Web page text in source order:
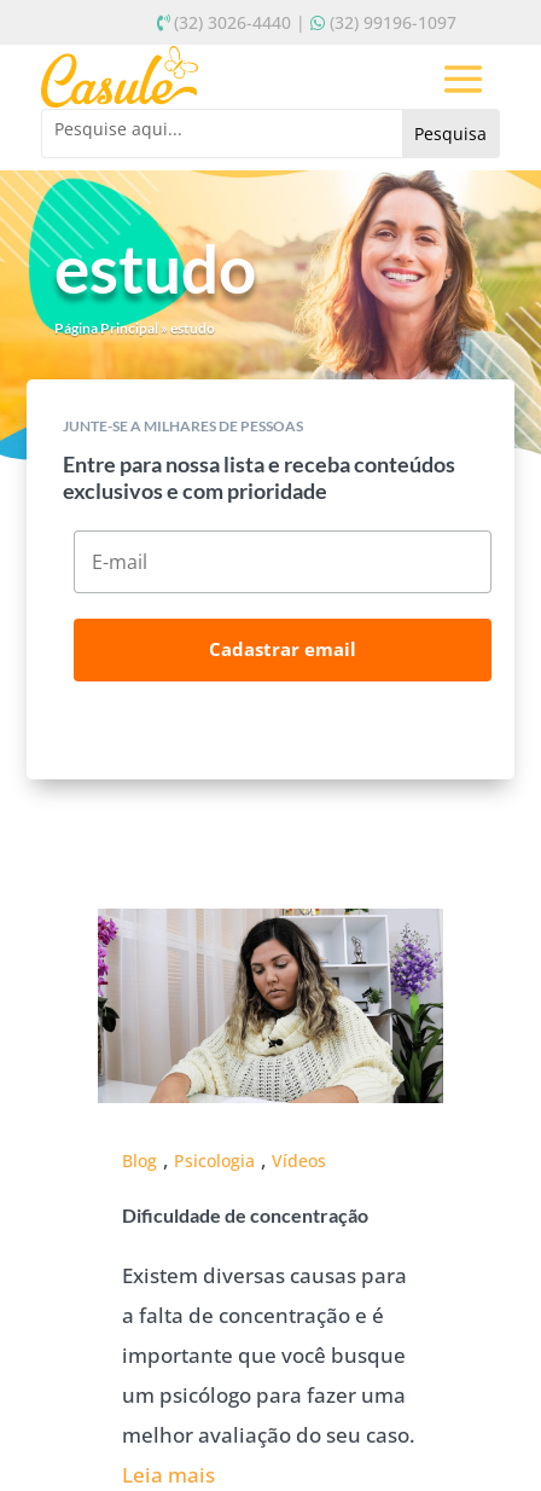
(32) 3026-4440 | (32) 99196-1097
estudo
Página Principal» estudo
JUNTE-SE A MILHARES DE PESSOAS
Entre para nossa lista e receba conteúdos
exclusivos e com prioridade
Cadastrar email
Blog , Psicologia , Vídeos
Dificuldade de concentração
Existem diversas causas para
a falta de concentração e é
importante que você busque
um psicólogo para fazer uma
melhor avaliação do seu caso.
Leia mais